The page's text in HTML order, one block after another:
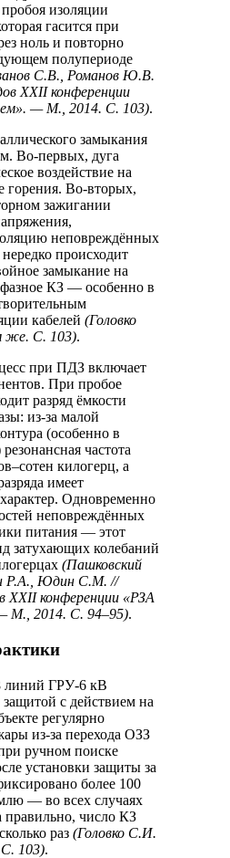
изоляции
гасится при
ноль и повторно
полупериоде
С.В., Романов Ю.В.
XXII конференции
— М., 2014. С. 103).
замыкания
Во-первых, дуга
воздействие на
горения. Во-вторых,
зажигании
неповреждённых
нередко происходит
замыкание на
КЗ — особенно в
кабелей (Головко
С. 103).
при ПДЗ включает
При пробое
разряд ёмкости
из-за малой
(особенно в
частота
килогерц, а
имеет
Одновременно
неповреждённых
питания — этот
затухающих колебаний
(Пашковский
Р.А., Юдин С.М. //
XXII конференции «РЗА
М., 2014. С. 94–95).
линий ГРУ-6 кВ
с действием на
регулярно
из-за перехода ОЗЗ
ручном поиске
установки защиты за
более 100
— во всех случаях
правильно, число КЗ
раз (Головко С.И.
103).